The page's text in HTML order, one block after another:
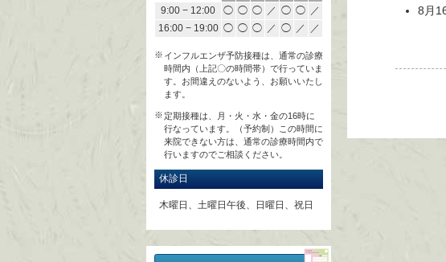
8月
9:00 − 12:00
◯ ◯ ◯ ／ ◯ ◯ ／
16:00 − 19:00 ◯ ◯ ◯ ／ ◯ ／ ／
インフルエンザ予防接種は、通常の診療
時間内（上記〇の時間帯）で行っていま
す。お間違えのないよう、お願いいたし
ます。
定期接種は、月・火・水・金の16時に
行なっています。（予約制）この時間に
来院できない方は、通常の診療時間内で
行いますのでご相談ください。
休診日
木曜日、土曜日午後、日曜日、祝日